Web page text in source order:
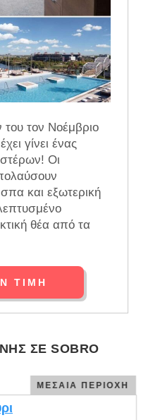
τον Νοέμβριο
γίνει ένας
Οι
και εξωτερική
θέα από τα
ΤΙΜΉ
ΣΕ SOBRO
ΜΕΣΑΊΑ ΠΕΡΙΟΧΉ